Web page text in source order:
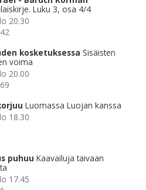
Luku 3, osa 4/4
20.30
kosketuksessa Sisäisten
voima
20.00
Luomassa Luojan kanssa
18.30
puhuu Kaavailuja taivaan
17.45